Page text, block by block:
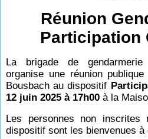
Réunion
Participation
La brigade de gendarmerie
organise une réunion
Bousbach au dispositif
12 juin 2025 à 17h00 à la
Les personnes non inscrites
dispositif sont les bienvenues à